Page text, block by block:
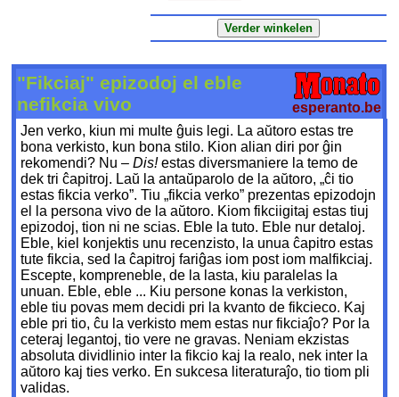
"Fikciaj" epizodoj el eble
nefikcia vivo
esperanto.be
Jen verko, kiun mi multe ĝuis legi. La aŭtoro estas tre
bona verkisto, kun bona stilo. Kion alian diri por ĝin
rekomendi? Nu –Dis! estas diversmaniere la temo de
dek tri ĉapitroj. Laŭ la antaŭparolo de la aŭtoro, „ĉi tio
estas fikcia verko”. Tiu „fikcia verko” prezentas epizodojn
el la persona vivo de la aŭtoro. Kiom fikciigitaj estas tiuj
epizodoj, tion ni ne scias. Eble la tuto. Eble nur detaloj.
Eble, kiel konjektis unu recenzisto, la unua ĉapitro estas
tute fikcia, sed la ĉapitroj fariĝas iom post iom malfikciaj.
Escepte, kompreneble, de la lasta, kiu paralelas la
unuan. Eble, eble ... Kiu persone konas la verkiston,
eble tiu povas mem decidi pri la kvanto de fikcieco. Kaj
eble pri tio, ĉu la verkisto mem estas nur fikciaĵo? Por la
ceteraj legantoj, tio vere ne gravas. Neniam ekzistas
absoluta dividlinio inter la fikcio kaj la realo, nek inter la
aŭtoro kaj ties verko. En sukcesa literaturaĵo, tio tiom pli
validas.